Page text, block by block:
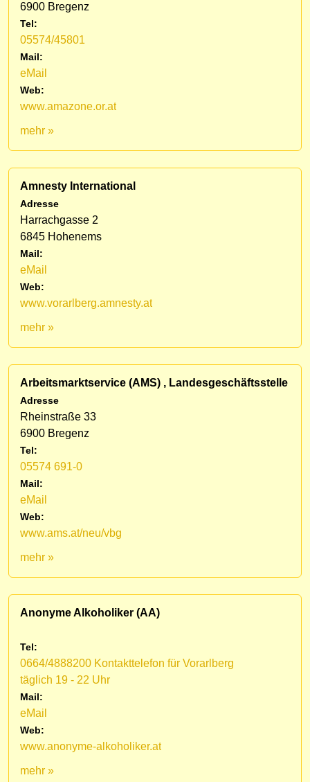
6900 Bregenz
Tel:
05574/45801
Mail:
eMail
Web:
www.amazone.or.at
mehr »
Amnesty International
Adresse
Harrachgasse 2
6845 Hohenems
Mail:
eMail
Web:
www.vorarlberg.amnesty.at
mehr »
Arbeitsmarktservice (AMS) , Landesgeschäftsstelle
Adresse
Rheinstraße 33
6900 Bregenz
Tel:
05574 691-0
Mail:
eMail
Web:
www.ams.at/neu/vbg
mehr »
Anonyme Alkoholiker (AA)
Tel:
0664/4888200 Kontakttelefon für Vorarlberg
täglich 19 - 22 Uhr
Mail:
eMail
Web:
www.anonyme-alkoholiker.at
mehr »